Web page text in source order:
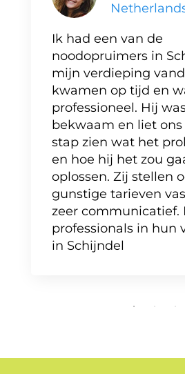
Ik had een van de
noodopruimers in
mijn verdieping
kwamen op tijd en
professioneel. Hij
bekwaam en liet ons
stap zien wat het
en hoe hij het zou
oplossen. Zij stellen
gunstige tarieven
zeer communicatief.
professionals in hun
in Schijndel